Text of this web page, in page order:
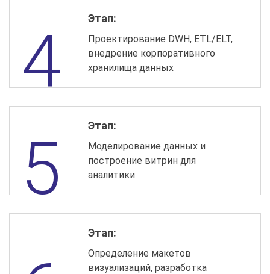
Этап:
Проектирование DWH, ETL/ELT,
внедрение корпоративного
хранилища данных
Этап:
Моделирование данных и
построение витрин для
аналитики
Этап:
Определение макетов
визуализаций, разработка